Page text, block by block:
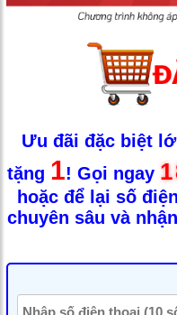
Ưu đãi đặc biệt
tặng 1! Gọi ngay
hoặc để lại số
chuyên sâu và